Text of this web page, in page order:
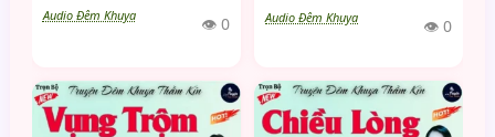
Audio Đêm Khuya 👁 0 Audio Đêm Khuya 👁 0